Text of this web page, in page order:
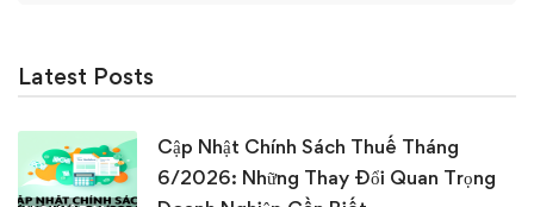
Latest Posts
Cập Nhật Chính Sách Thuế Tháng
6/2026: Những Thay Đổi Quan Trọng